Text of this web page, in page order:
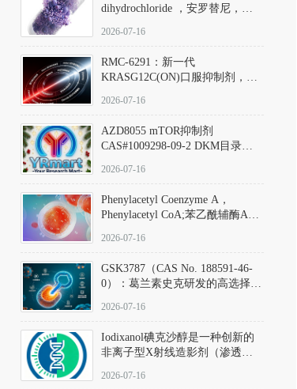
dihydrochloride ，安罗替尼，
Hydrochloride实验方法步骤SOP
2026-07-16
RMC-6291：新一代
KRASG12C(ON)口服抑制剂，
(Elironrasib)CAS#2641998-63-0
2026-07-16
AZD8055 mTOR抑制剂
CAS#1009298-09-2 DKM目录号
激酶抑制剂的深度剖析
2026-07-16
Phenylacetyl Coenzyme A，
Phenylacetyl CoA;苯乙酰辅酶A
2026-07-16
GSK3787（CAS No. 188591-46-
0）：葛兰素史克研发的高选择
抗剂，被广泛视为研究PPARδ核
受体生理功能、信号通路验证及
靶点药理机制的金标准化学探
针。
2026-07-16
Iodixanol碘克沙醇是一种创新的
非离子型X射线造影剂（渗透压
在血管内给药时与血浆等渗的临
2026-07-16